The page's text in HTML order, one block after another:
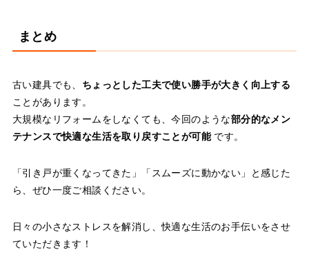
まとめ
古い建具でも、 ちょっとした工夫で使い勝手が大きく向上する
ことがあります。
大規模なリフォームをしなくても、今回のような部分的なメン
テナンスで快適な生活を取り戻すことが可能です。
「引き戸が重くなってきた」「スムーズに動かない」と感じた
ら、ぜひ一度ご相談ください。
日々の小さなストレスを解消し、快適な生活のお手伝いをさせ
ていただきます！